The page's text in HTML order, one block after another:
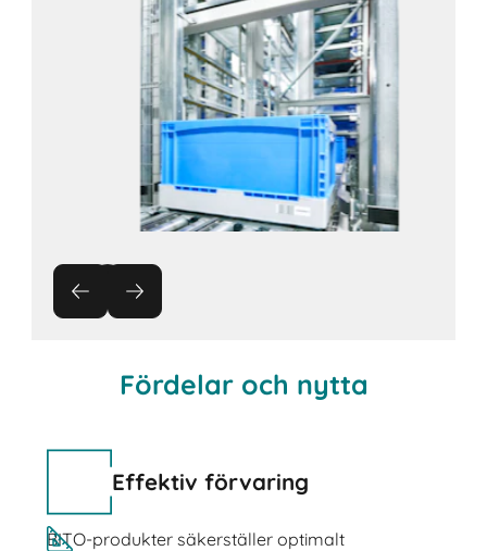
Fördelar och nytta
Effektiv förvaring
BITO-produkter säkerställer optimalt